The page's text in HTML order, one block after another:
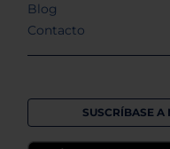
Blog
Contacto
SUSCRÍBASE A